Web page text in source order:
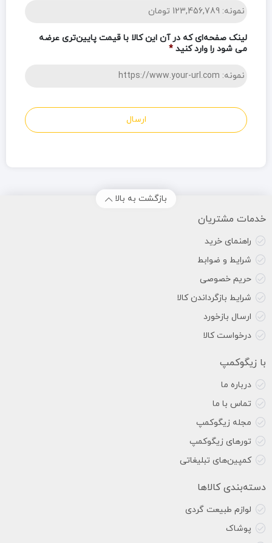
لینک صفحه‌ای که در آن این کالا با قیمت پایین‌تری عرضه
می شود را وارد کنید *
بازگشت به بالا
خدمات مشتریان
راهنمای خرید
شرایط و ضوابط
حریم خصوصی
شرایط بازگرداندن کالا
ارسال بازخورد
درخواست کالا
با زیگوکمپ
درباره ما
تماس با ما
مجله زیگوکمپ
تورهای زیگوکمپ
کمپین‌های تبلیغاتی
دسته‌بندی کالاها
لوازم طبیعت گردی
پوشاک